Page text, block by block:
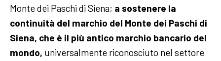
Monte dei Paschi di Siena; a sostenere la
continuità del marchio del Monte dei Paschi di
Siena, che è il più antico marchio bancario del
mondo, universalmente riconosciuto nel settore